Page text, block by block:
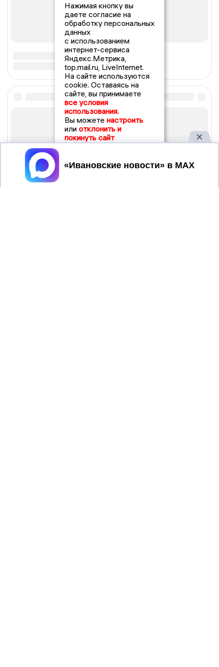
Нажимая кнопку вы
даете согласие на
обработку персональных
данных
с использованием
интернет-сервиса
Яндекс.Метрика,
top.mail.ru, LiveInternet.
На сайте используются
cookie. Оставаясь на
сайте, вы принимаете
все условия
использования.
Вы можете настроить
или отклонить и
покинуть сайт
Принять